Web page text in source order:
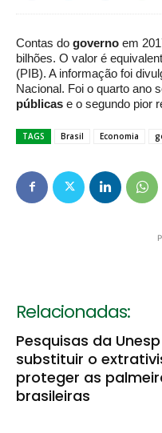
Amazônia
Contas do governo em
bilhões. O valor é
(PIB). A informação foi
Nacional. Foi o quarto ano
públicas e o segundo pior
TAGS Brasil Economia
Relacionadas:
Pesquisas da
substituir o
proteger as
brasileiras